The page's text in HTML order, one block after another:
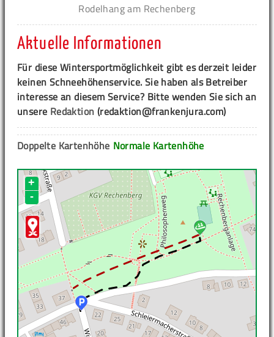
Rodelhang am Rechenberg
Aktuelle Informationen
Für diese Wintersportmöglichkeit gibt es derzeit leider
keinen Schneehöhenservice. Sie haben als Betreiber
interesse an diesem Service? Bitte wenden Sie sich an
unsere Redaktion (redaktion@frankenjura.com)
Normale Kartenhöhe
Doppelte Kartenhöhe
+
-